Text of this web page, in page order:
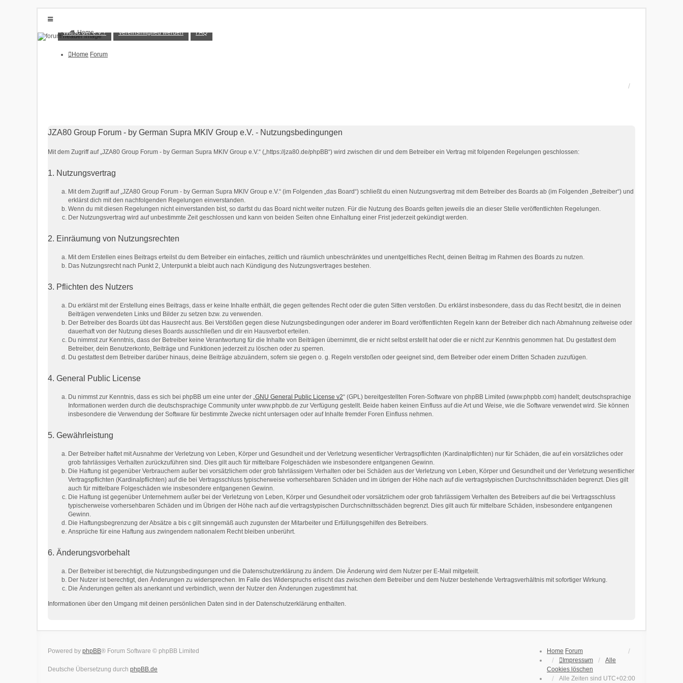
Home
Forum
Vereinsmitglied werden
Wieso der e.V.? Vereinsmitglied werden FAQ
Home Forum
JZA80 Group Forum - by German Supra MKIV Group e.V. - Nutzungsbedingungen
Mit dem Zugriff auf „JZA80 Group Forum - by German Supra MKIV Group e.V.“ („https://jza80.de/phpBB“) wird zwischen dir und dem Betreiber ein Vertrag mit folgenden Regelungen geschlossen:
1. Nutzungsvertrag
Mit dem Zugriff auf „JZA80 Group Forum - by German Supra MKIV Group e.V.“ (im Folgenden „das Board“) schließt du einen Nutzungsvertrag mit dem Betreiber des Boards ab (im Folgenden „Betreiber“) und
erklärst dich mit den nachfolgenden Regelungen einverstanden.
Wenn du mit diesen Regelungen nicht einverstanden bist, so darfst du das Board nicht weiter nutzen. Für die Nutzung des Boards gelten jeweils die an dieser Stelle veröffentlichten Regelungen.
Der Nutzungsvertrag wird auf unbestimmte Zeit geschlossen und kann von beiden Seiten ohne Einhaltung einer Frist jederzeit gekündigt werden.
2. Einräumung von Nutzungsrechten
Mit dem Erstellen eines Beitrags erteilst du dem Betreiber ein einfaches, zeitlich und räumlich unbeschränktes und unentgeltliches Recht, deinen Beitrag im Rahmen des Boards zu nutzen.
Das Nutzungsrecht nach Punkt 2, Unterpunkt a bleibt auch nach Kündigung des Nutzungsvertrages bestehen.
3. Pflichten des Nutzers
Du erklärst mit der Erstellung eines Beitrags, dass er keine Inhalte enthält, die gegen geltendes Recht oder die guten Sitten verstoßen. Du erklärst insbesondere, dass du das Recht besitzt, die in deinen
Beiträgen verwendeten Links und Bilder zu setzen bzw. zu verwenden.
Der Betreiber des Boards übt das Hausrecht aus. Bei Verstößen gegen diese Nutzungsbedingungen oder anderer im Board veröffentlichten Regeln kann der Betreiber dich nach Abmahnung zeitweise oder
dauerhaft von der Nutzung dieses Boards ausschließen und dir ein Hausverbot erteilen.
Du nimmst zur Kenntnis, dass der Betreiber keine Verantwortung für die Inhalte von Beiträgen übernimmt, die er nicht selbst erstellt hat oder die er nicht zur Kenntnis genommen hat. Du gestattest dem
Betreiber, dein Benutzerkonto, Beiträge und Funktionen jederzeit zu löschen oder zu sperren.
Du gestattest dem Betreiber darüber hinaus, deine Beiträge abzuändern, sofern sie gegen o. g. Regeln verstoßen oder geeignet sind, dem Betreiber oder einem Dritten Schaden zuzufügen.
4. General Public License
Du nimmst zur Kenntnis, dass es sich bei phpBB um eine unter der „GNU General Public License v2“ (GPL) bereitgestellten Foren-Software von phpBB Limited (www.phpbb.com) handelt; deutschsprachige
Informationen werden durch die deutschsprachige Community unter www.phpbb.de zur Verfügung gestellt. Beide haben keinen Einfluss auf die Art und Weise, wie die Software verwendet wird. Sie können
insbesondere die Verwendung der Software für bestimmte Zwecke nicht untersagen oder auf Inhalte fremder Foren Einfluss nehmen.
5. Gewährleistung
Der Betreiber haftet mit Ausnahme der Verletzung von Leben, Körper und Gesundheit und der Verletzung wesentlicher Vertragspflichten (Kardinalpflichten) nur für Schäden, die auf ein vorsätzliches oder
grob fahrlässiges Verhalten zurückzuführen sind. Dies gilt auch für mittelbare Folgeschäden wie insbesondere entgangenen Gewinn.
Die Haftung ist gegenüber Verbrauchern außer bei vorsätzlichem oder grob fahrlässigem Verhalten oder bei Schäden aus der Verletzung von Leben, Körper und Gesundheit und der Verletzung wesentlicher
Vertragspflichten (Kardinalpflichten) auf die bei Vertragsschluss typischerweise vorhersehbaren Schäden und im übrigen der Höhe nach auf die vertragstypischen Durchschnittsschäden begrenzt. Dies gilt
auch für mittelbare Folgeschäden wie insbesondere entgangenen Gewinn.
Die Haftung ist gegenüber Unternehmern außer bei der Verletzung von Leben, Körper und Gesundheit oder vorsätzlichem oder grob fahrlässigem Verhalten des Betreibers auf die bei Vertragsschluss
typischerweise vorhersehbaren Schäden und im Übrigen der Höhe nach auf die vertragstypischen Durchschnittsschäden begrenzt. Dies gilt auch für mittelbare Schäden, insbesondere entgangenen
Gewinn.
Die Haftungsbegrenzung der Absätze a bis c gilt sinngemäß auch zugunsten der Mitarbeiter und Erfüllungsgehilfen des Betreibers.
Ansprüche für eine Haftung aus zwingendem nationalem Recht bleiben unberührt.
6. Änderungsvorbehalt
Der Betreiber ist berechtigt, die Nutzungsbedingungen und die Datenschutzerklärung zu ändern. Die Änderung wird dem Nutzer per E-Mail mitgeteilt.
Der Nutzer ist berechtigt, den Änderungen zu widersprechen. Im Falle des Widerspruchs erlischt das zwischen dem Betreiber und dem Nutzer bestehende Vertragsverhältnis mit sofortiger Wirkung.
Die Änderungen gelten als anerkannt und verbindlich, wenn der Nutzer den Änderungen zugestimmt hat.
Informationen über den Umgang mit deinen persönlichen Daten sind in der Datenschutzerklärung enthalten.
Home Forum
Impressum
Alle
Cookies löschen
Alle Zeiten sind UTC+02:00
Powered by phpBB® Forum Software © phpBB Limited
Deutsche Übersetzung durch phpBB.de